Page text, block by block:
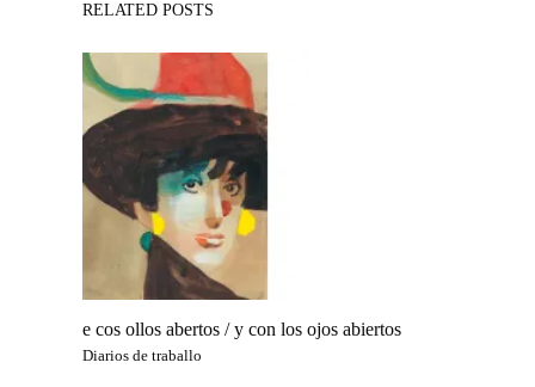
RELATED POSTS
e cos ollos abertos / y con los ojos abiertos
Diarios de traballo